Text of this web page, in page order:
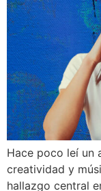
Hace poco leí un
creatividad y
hallazgo central